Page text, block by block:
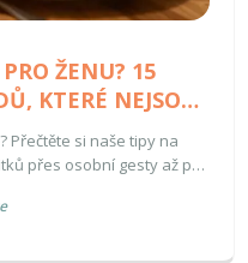
ŽENU? 15
KTERÉ NEJSOU
Přečtěte si naše tipy na
přes osobní gesty až po